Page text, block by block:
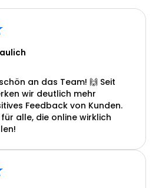
an das Team! 🙌 Seit
wir deutlich mehr
Feedback von Kunden.
alle, die online wirklich